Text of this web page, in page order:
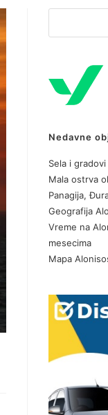
Nedavne
Sela i
Mala ostrva
Panagija,
Geografija
Vreme na
mesecima
Mapa